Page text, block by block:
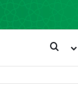
جستجو برای